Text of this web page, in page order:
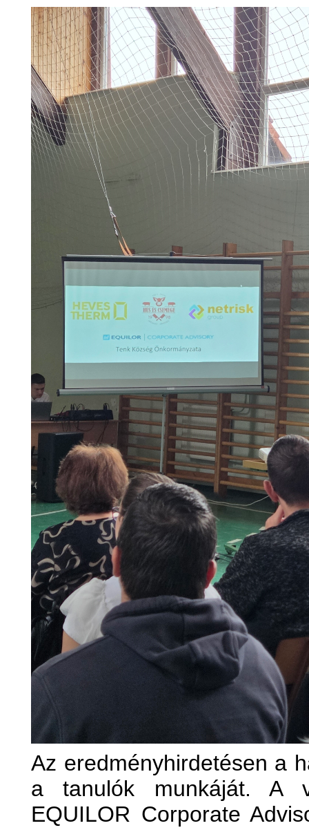
Az eredményhirdetésen a
a tanulók munkáját. A
EQUILOR Corporate